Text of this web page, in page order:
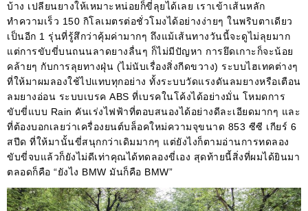
บ้าง เปลียนยางให้เหมาะหน่อยก็ขี่ลุยได้เลย เราเข้าเส้นหลัก
ทำความเร็ว 150 กิโลเมตรต่อชั่วโมงได้อย่างง่ายๆ ในพริบตาเดียว
เป็นอีก 1 รุ่นที่รู้สึกว่าคุ้มค่ามากๆ ถึงแม้เส้นทางวันนี้จะดูไม่ลุยมาก
แต่การขับขี่บนถนนลาดยางลื่นๆ ก็ไม่มีปัญหา การยึดเกาะก็จะน้อย
คล้ายๆ กับการลุยทางฝุ่น (ไม่นับเรื่องสิ่งกีดขวาง) ระบบไฮเทคต่างๆ
ที่ให้มาผมลองใช้ไปแทบทุกอย่าง ทั้งระบบวัดแรงดันลมยางหรือเตือน
ลมยางอ่อน ระบบเบรค ABS ที่เบรคในโค้งได้อย่างมั่น โหมดการ
ขับขี่แบบ Rain คันเร่งไฟฟ้าที่ตอบสนองได้อย่างดีละเอียดมากๆ และ
ที่ต้องบอกเลยว่าเครื่องยนต์บล็อคใหม่ความจุขนาด 853 ซีซี เกียร์ 6
สปีด ที่ให้มานั้นขี่สนุกกว่าเดิมมากๆ แต่ยังไงก็ตามอ่านการทดลอง
ขับขี่จบแล้วก็ยังไม่ดีเท่าคุณได้ทดลองขี่เอง สุดท้ายนี้สิ่งที่ผมได้ยินมา
ตลอดก็คือ “ยังไง BMW มันก็คือ BMW”